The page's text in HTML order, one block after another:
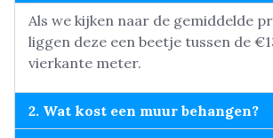
Als we kijken naar de gemiddelde
liggen deze een beetje tussen de
vierkante meter.
2. Wat kost een muur behangen?